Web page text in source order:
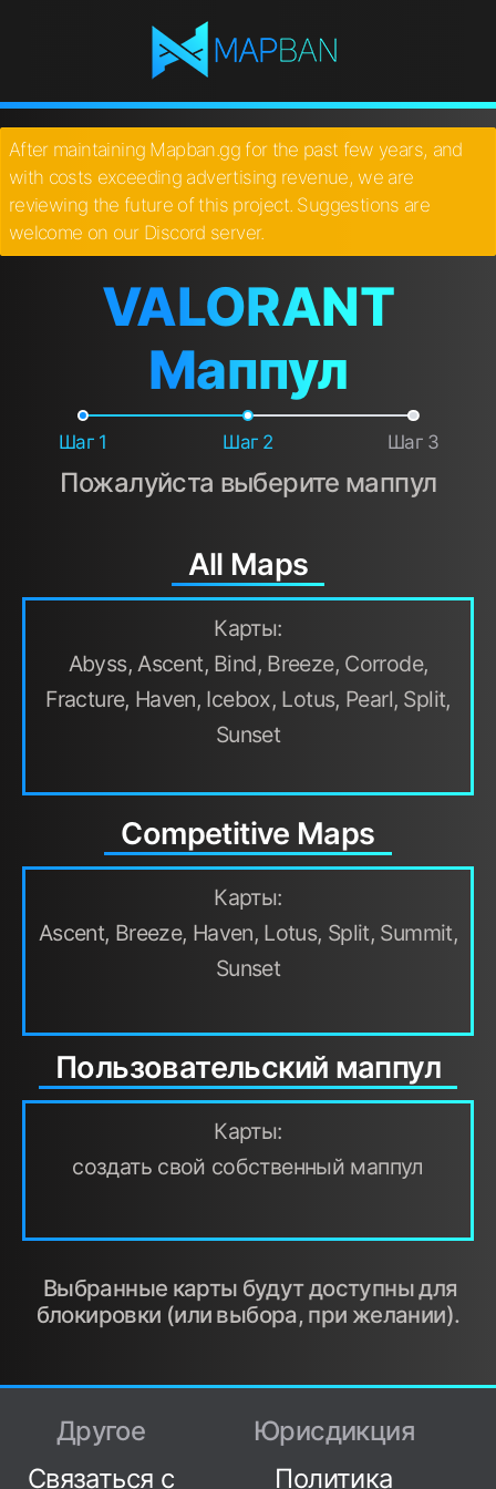
After maintaining Mapban.gg for the past few years, and
with costs exceeding advertising revenue, we are
reviewing the future of this project. Suggestions are
welcome on our Discord server.
VALORANT
Маппул
Шаг 1 Шаг 2 Шаг 3
Пожалуйста выберите маппул
All Maps
Карты:
Abyss, Ascent, Bind, Breeze, Corrode,
Fracture, Haven, Icebox, Lotus, Pearl, Split,
Sunset
Competitive Maps
Карты:
Ascent, Breeze, Haven, Lotus, Split, Summit,
Sunset
Пользовательский маппул
Карты:
создать свой собственный маппул
Выбранные карты будут доступны для
блокировки (или выбора, при желании).
Другое
Связаться с
Юрисдикция
Политика